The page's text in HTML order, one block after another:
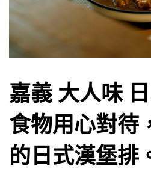
嘉義 大人味
食物用心對待
的日式漢堡排